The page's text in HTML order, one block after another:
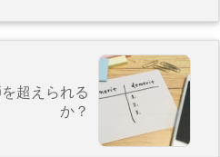
超えられる
か？